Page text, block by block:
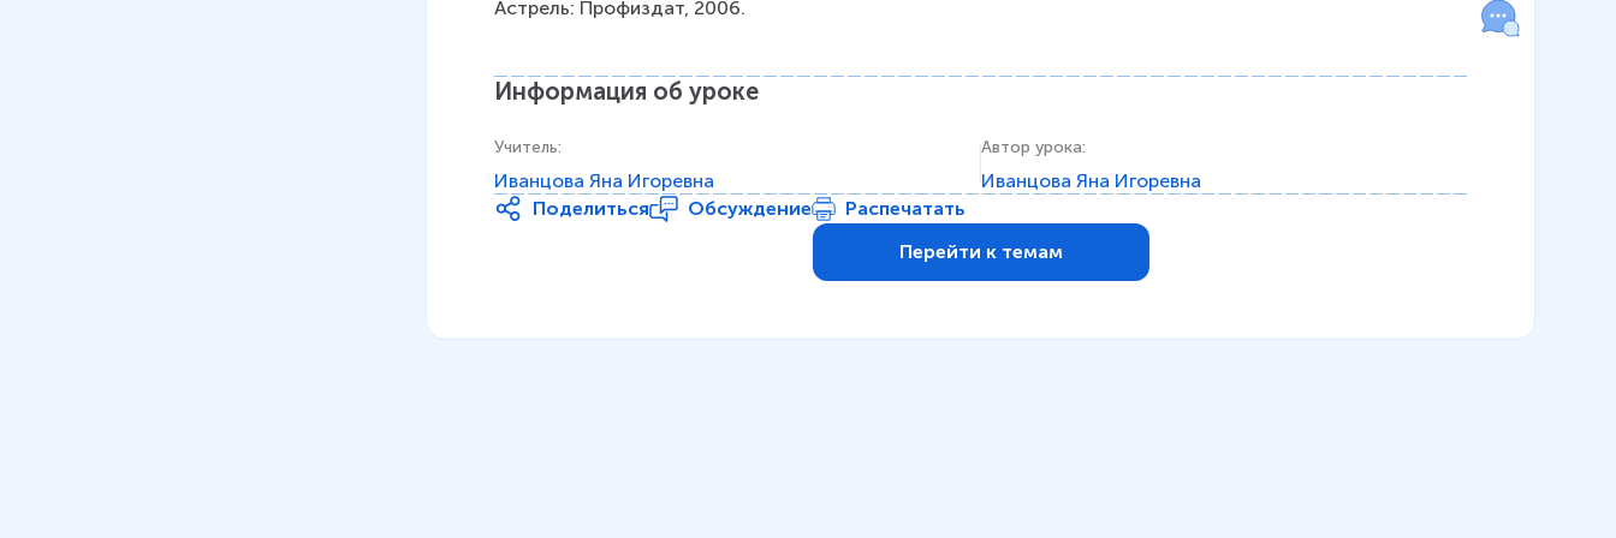
Астрель: Профиздат, 2006.
Информация об уроке
Учитель:
Иванцова Яна Игоревна
Автор урока:
Иванцова Яна Игоревна
Поделиться
Обсуждение
Распечатать
Перейти к темам